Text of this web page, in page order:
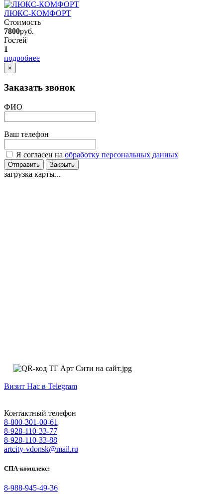
ЛЮКС-КОМФОРТ
Стоимость
7800руб.
Гостей
1
подробнее
×
Заказать звонок
ФИО
Ваш телефон
Я согласен на обработку персональных данных
Отправить Закрыть
загрузка карты...
Визит Нас в Telegram
Контактный телефон
8-800-301-00-61
8-928-110-33-77
8-928-110-33-88
artcity-vdonsk@mail.ru
СПА-комплекс:
8-988-945-49-36